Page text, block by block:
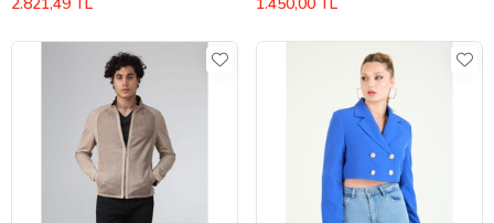
2.821,49 TL 1.450,00 TL